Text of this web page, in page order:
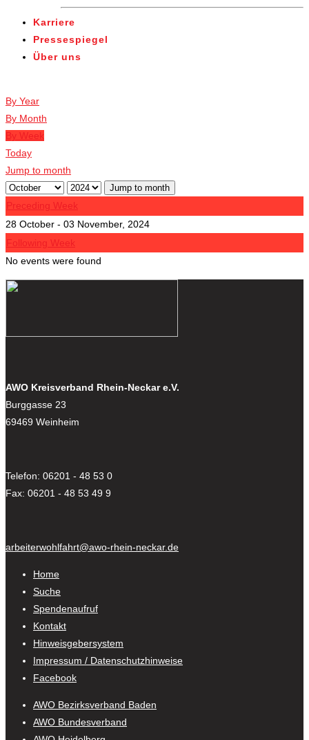
Karriere
Pressespiegel
Über uns
By Year
By Month
By Week
Today
Jump to month
Jump to month
Preceding Week
28 October - 03 November, 2024
Following Week
No events were found
AWO Kreisverband Rhein-Neckar e.V.
Burggasse 23
69469 Weinheim
Telefon: 06201 - 48 53 0
Fax: 06201 - 48 53 49 9
arbeiterwohlfahrt@awo-rhein-neckar.de
Home
Suche
Spendenaufruf
Kontakt
Hinweisgebersystem
Impressum / Datenschutzhinweise
Facebook
AWO Bezirksverband Baden
AWO Bundesverband